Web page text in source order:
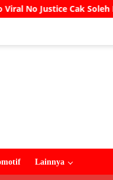
Meninggal Dunia
Lainnya